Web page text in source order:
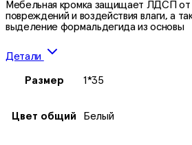
Мебельная кромка защищает ЛДСП от
повреждений и воздействия влаги, а
выделение формальдегида из основы
Детали
Размер 1*35
Цвет общий Белый